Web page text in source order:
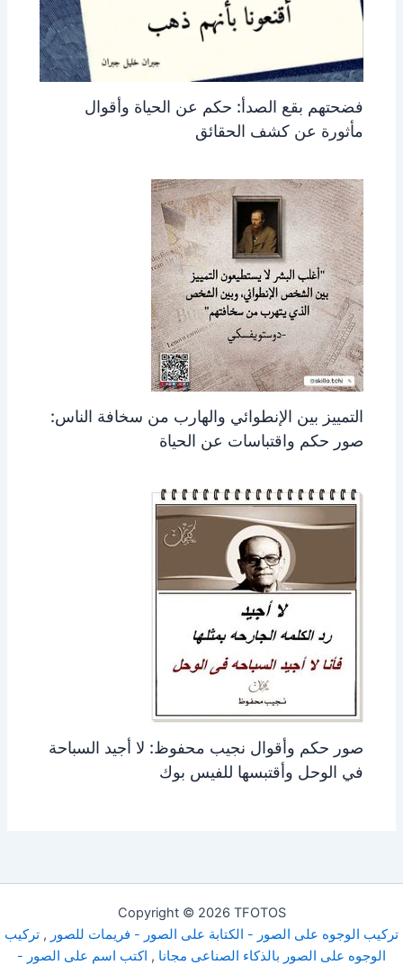
فضحتهم بقع الصدأ: حكم عن الحياة وأقوال
مأثورة عن كشف الحقائق
التمييز بين الإنطوائي والهارب من سخافة الناس:
صور حكم واقتباسات عن الحياة
صور حكم وأقوال نجيب محفوظ: لا أجيد السباحة
في الوحل وأقتبسها للفيس بوك
Copyright © 2026 TFOTOS
تركيب الوجوه على الصور - الكتابة على الصور - فريمات للصور , تركيب
الوجوه على الصور بالذكاء الصناعى مجانا , اكتب اسم على الصور -